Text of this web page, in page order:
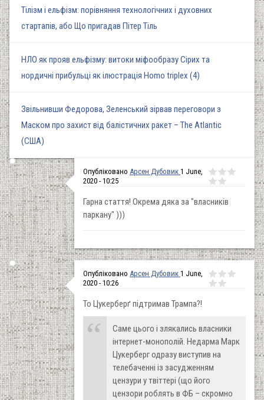
Тілізм і ельфізм: порівняння технологічних і духовних
стартапів, або Що пригадав Пітер Тіль
НЛО як прояв ельфізму: витоки міфообразу Сірих та
нордичні прибульці як ілюстрація Homo triplex (4)
Звільнивши Федорова, Зеленський зірвав переговори з
Маском про захист від балістичних ракет – The Atlantic
(США)
Опубліковано Арсен Дубовик 1 June,
2020 - 10:25
Гарна стаття! Окрема дяка за "власників
паркану" )))
Опубліковано Арсен Дубовик 1 June,
2020 - 10:26
То Цукерберґ підтримав Трампа?!
Саме цього і злякались власники
інтернет-монополій. Недарма Марк
Цукерберг одразу виступив на
телебаченні із засудженням
цензури у твіттері (що його
цензори роблять в ФБ – скромно